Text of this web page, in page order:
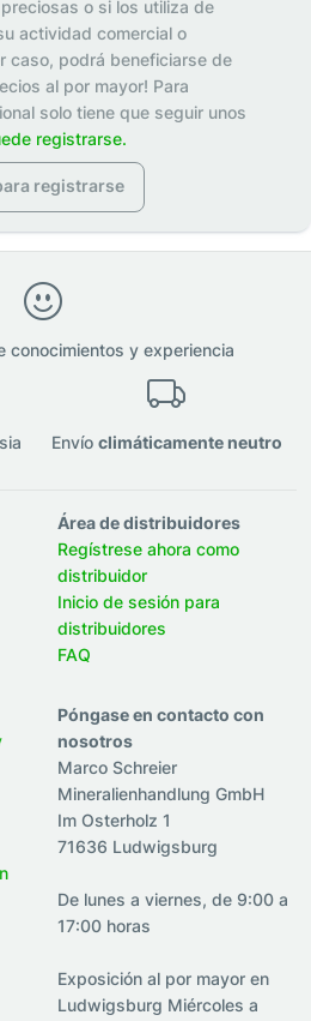
o si los utiliza de
actividad comercial o
caso, podrá beneficiarse de
al por mayor! Para
solo tiene que seguir unos
registrarse.
registrarse
conocimientos y experiencia
Envío climáticamente neutro
Área de distribuidores
Regístrese ahora como
distribuidor
Inicio de sesión para
distribuidores
FAQ
Póngase en contacto con
nosotros
Marco Schreier
Mineralienhandlung GmbH
Im Osterholz 1
71636 Ludwigsburg
De lunes a viernes, de 9:00 a
17:00 horas
Exposición al por mayor en
Ludwigsburg Miércoles a